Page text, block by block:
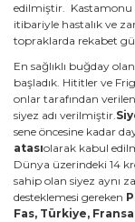
edilmiştir. Kastamonu
itibariyle hastalık ve
topraklarda rekabet
En sağlıklı buğday
başladık. Hititler ve
onlar tarafından
siyez adı verilmiştir.
sene öncesine kadar
atasıolarak kabul
Dünya üzerindeki 14
sahip olan siyez aynı
desteklemesi gereken
Fas, Türkiye,